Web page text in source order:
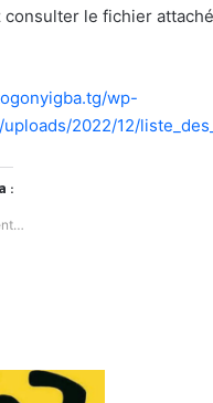
consulter le fichier
wp-
2022/12/
: